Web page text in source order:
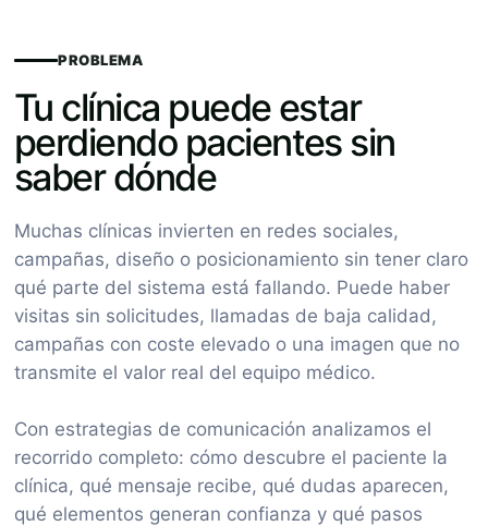
PROBLEMA
Tu clínica puede estar
perdiendo pacientes sin
saber dónde
Muchas clínicas invierten en redes sociales,
campañas, diseño o posicionamiento sin tener claro
qué parte del sistema está fallando. Puede haber
visitas sin solicitudes, llamadas de baja calidad,
campañas con coste elevado o una imagen que no
transmite el valor real del equipo médico.
Con estrategias de comunicación analizamos el
recorrido completo: cómo descubre el paciente la
clínica, qué mensaje recibe, qué dudas aparecen,
qué elementos generan confianza y qué pasos